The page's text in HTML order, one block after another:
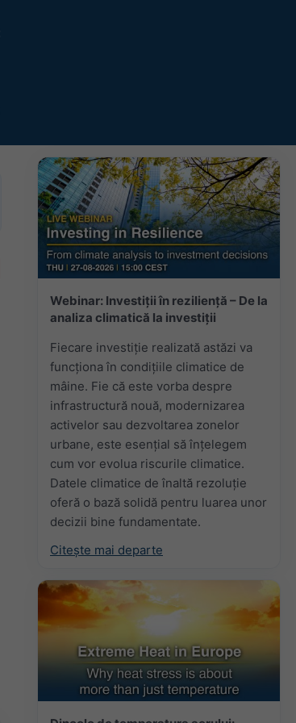
Webinar: Investiții în reziliență – De la
analiza climatică la investiții
Fiecare investiție realizată astăzi va
funcționa în condițiile climatice de
mâine. Fie că este vorba despre
infrastructură nouă, modernizarea
activelor sau dezvoltarea zonelor
urbane, este esențial să înțelegem
cum vor evolua riscurile climatice.
Datele climatice de înaltă rezoluție
oferă o bază solidă pentru luarea unor
decizii bine fundamentate.
Citește mai departe